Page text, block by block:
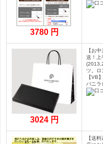
3780 円
3024 円
【お
送！上
ツ。ロ
【VB
バニラ
【送